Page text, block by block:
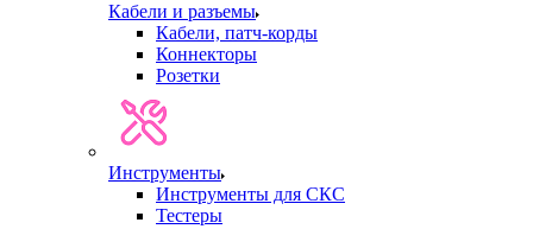
Кабели и разъемы
Кабели, патч-корды
Коннекторы
Розетки
Инструменты
Инструменты для СКС
Тестеры